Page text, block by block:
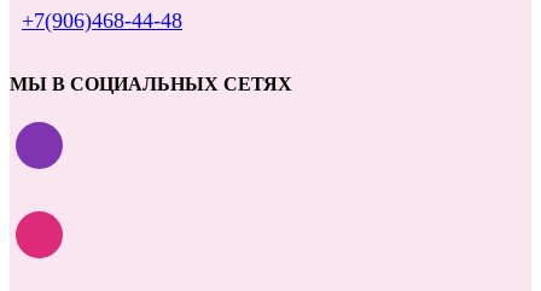
+7(906)468-44-48
МЫ В СОЦИАЛЬНЫХ СЕТЯХ